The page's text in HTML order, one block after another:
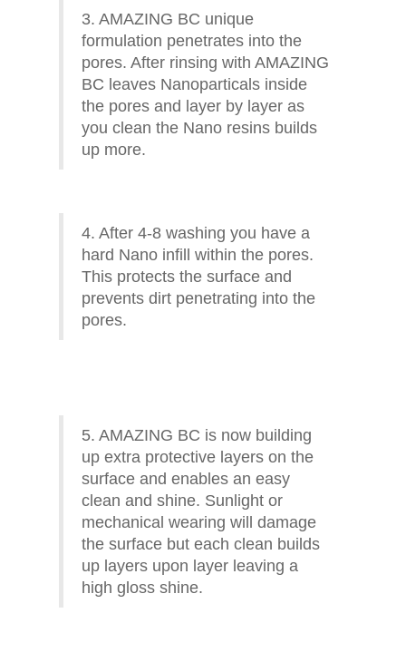
3. AMAZING BC unique
formulation penetrates into the
pores. After rinsing with AMAZING
BC leaves Nanoparticals inside
the pores and layer by layer as
you clean the Nano resins builds
up more.
4. After 4-8 washing you have a
hard Nano infill within the pores.
This protects the surface and
prevents dirt penetrating into the
pores.
5. AMAZING BC is now building
up extra protective layers on the
surface and enables an easy
clean and shine. Sunlight or
mechanical wearing will damage
the surface but each clean builds
up layers upon layer leaving a
high gloss shine.